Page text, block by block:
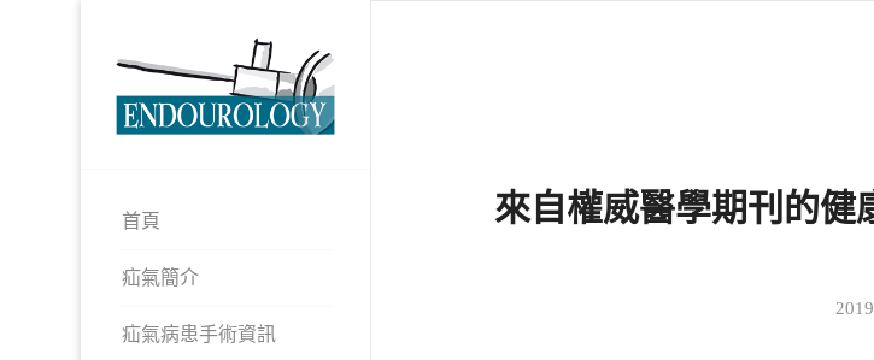
首頁
疝氣簡介
疝氣病患手術資訊
來自權威醫學期刊的